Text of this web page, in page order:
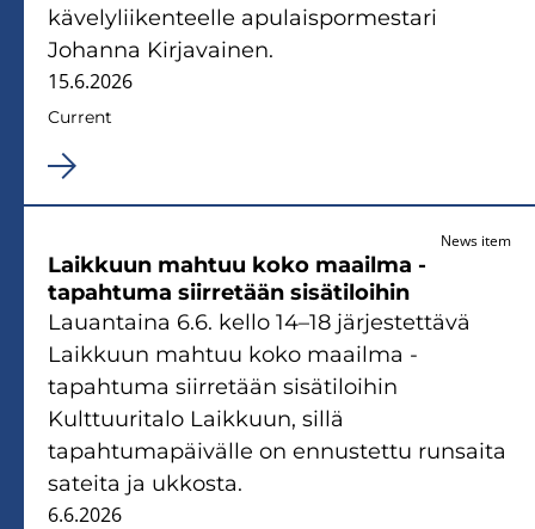
kävelyliikenteelle apulaispormestari
Johanna Kirjavainen.
15.6.2026
Current
News item
Laikkuun mahtuu koko maailma -
tapahtuma siirretään sisätiloihin
Lauantaina 6.6. kello 14–18 järjestettävä
Laikkuun mahtuu koko maailma -
tapahtuma siirretään sisätiloihin
Kulttuuritalo Laikkuun, sillä
tapahtumapäivälle on ennustettu runsaita
sateita ja ukkosta.
6.6.2026